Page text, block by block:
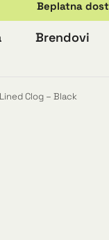
Beplatna
Brendovi
Clog – Black